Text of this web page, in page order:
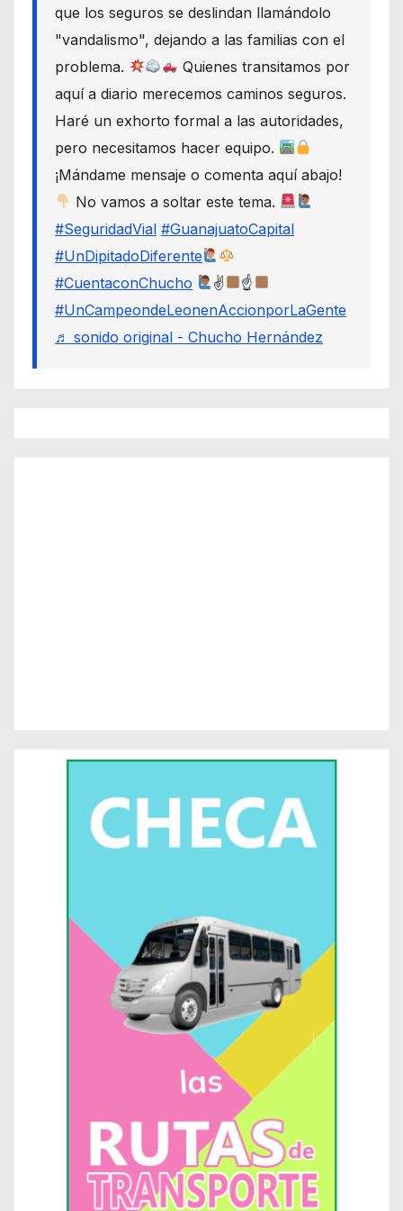
que los seguros se deslindan llamándolo
"vandalismo", dejando a las familias con el
problema.
Quienes transitamos por
aquí a diario merecemos caminos seguros.
Haré un exhorto formal a las autoridades,
pero necesitamos hacer equipo.
¡Mándame mensaje o comenta aquí abajo!
No vamos a soltar este tema.
#SeguridadVial #GuanajuatoCapital
#UnDipitadoDiferente
#CuentaconChucho
✌
☝
#UnCampeondeLeonenAccionporLaGente
♬ sonido original - Chucho Hernández